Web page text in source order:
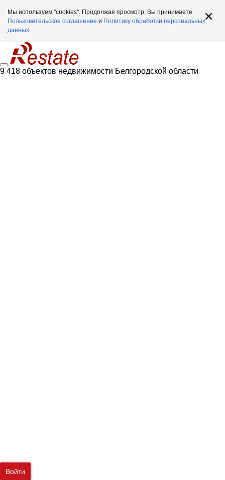
Мы используем "cookies". Продолжая просмотр, Вы принимаете
Пользовательское соглашение и Политику обработки персональных
данных.
9 418 объектов недвижимости Белгородской области
Войти